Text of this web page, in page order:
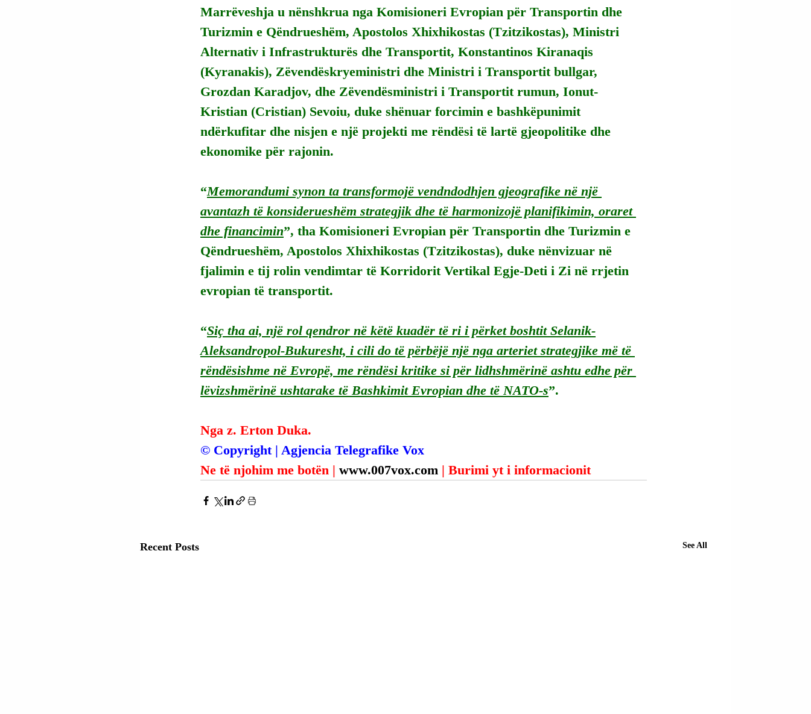
Marrëveshja u nënshkrua nga Komisioneri Evropian për Transportin dhe
Turizmin e Qëndrueshëm, Apostolos Xhixhikostas (Tzitzikostas), Ministri
Alternativ i Infrastrukturës dhe Transportit, Konstantinos Kiranaqis
(Kyranakis), Zëvendëskryeministri dhe Ministri i Transportit bullgar,
Grozdan Karadjov, dhe Zëvendësministri i Transportit rumun, Ionut-
Kristian (Cristian) Sevoiu, duke shënuar forcimin e bashkëpunimit
ndërkufitar dhe nisjen e një projekti me rëndësi të lartë gjeopolitike dhe
ekonomike për rajonin.
“Memorandumi synon ta transformojë vendndodhjen gjeografike në një
avantazh të konsiderueshëm strategjik dhe të harmonizojë planifikimin, oraret
dhe financimin”, tha Komisioneri Evropian për Transportin dhe Turizmin e
Qëndrueshëm, Apostolos Xhixhikostas (Tzitzikostas), duke nënvizuar në
fjalimin e tij rolin vendimtar të Korridorit Vertikal Egje-Deti i Zi në rrjetin
evropian të transportit.
“Siç tha ai, një rol qendror në këtë kuadër të ri i përket boshtit Selanik-
Aleksandropol-Bukuresht, i cili do të përbëjë një nga arteriet strategjike më të
rëndësishme në Evropë, me rëndësi kritike si për lidhshmërinë ashtu edhe për
lëvizshmërinë ushtarake të Bashkimit Evropian dhe të NATO-s”.
Nga z. Erton Duka.
© Copyright | Agjencia Telegrafike Vox
Ne të njohim me botën | www.007vox.com | Burimi yt i informacionit
Recent Posts See All